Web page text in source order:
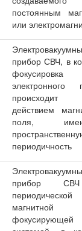
постоянным
или
прибор СВЧ, в
фокусировка
электронного
действием
поля,
периодичность
прибор
периодической
магнитной
фокусирующей